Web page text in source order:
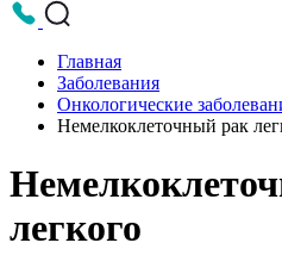
Главная
Заболевания
Онкологические
Немелкоклеточный рак
легкого